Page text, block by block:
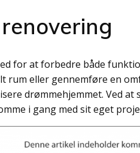
for at forbedre både
rum eller gennemføre en
drømmehjemmet. Ved at
i gang med sit eget